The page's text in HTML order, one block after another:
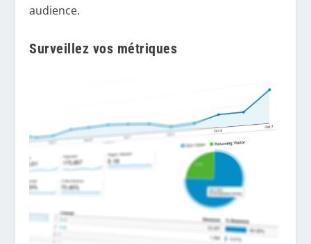
audience.
Surveillez vos métriques